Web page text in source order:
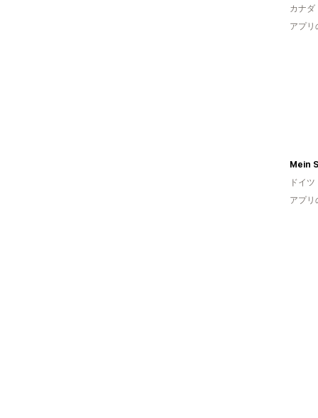
カナダ
アプリ
Mein
ドイツ
アプリ